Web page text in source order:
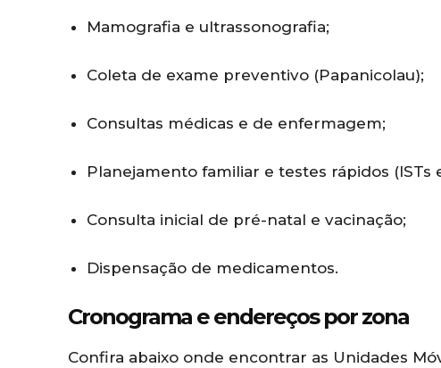
Mamografia e ultrassonografia;
Coleta de exame preventivo (Papanicolau);
Consultas médicas e de enfermagem;
Planejamento familiar e testes rápidos (ISTs
Consulta inicial de pré-natal e vacinação;
Dispensação de medicamentos.
Cronograma e endereços por zona
Confira abaixo onde encontrar as Unidades